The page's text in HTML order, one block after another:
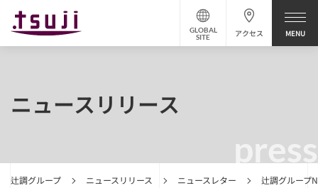
アクセス
GLOBAL
SITE
press
辻調グループ ニュースリリース ニュースレター 辻調グループ
ニュースリリース